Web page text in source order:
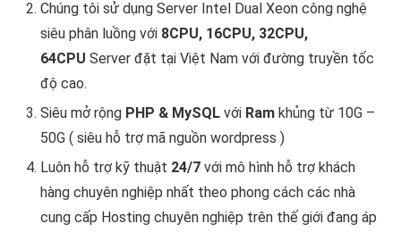
Chúng tôi sử dụng Server Intel Dual Xeon công nghệ
siêu phân luồng với 8CPU, 16CPU, 32CPU,
64CPU Server đặt tại Việt Nam với đường truyền tốc
độ cao.
Siêu mở rộng PHP & MySQL với Ram khủng từ 10G –
50G ( siêu hỗ trợ mã nguồn wordpress )
Luôn hỗ trợ kỹ thuật 24/7 với mô hình hỗ trợ khách
hàng chuyên nghiệp nhất theo phong cách các nhà
cung cấp Hosting chuyên nghiệp trên thế giới đang áp